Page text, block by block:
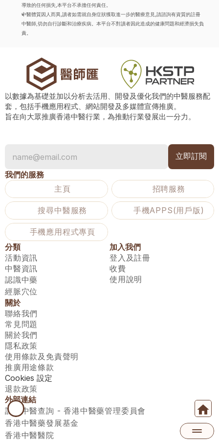
導致的任何損失,本平台不承擔任何責任。
中醫體質因人而異,讀者如需就自身症狀獲取進一步的醫療意見,請諮詢有資質的註冊
中醫師,切勿自行診斷和治療疾病。本平台不對讀者因此造成的健康問題和經濟損失負
責。
以數據為基礎並加以分析去活用、開發及優化我們的中醫服務配
套，包括手機應用程式、網站開發及多媒體宣傳推廣。
旨在向大眾推廣香港中醫行業，為推動行業發展出一分力。
我們的服務
主頁
招聘服務
搜尋中醫服務 手機APPS(用戶版)
手機應用程式專頁
分類
活動資訊
中醫資訊
認識中藥
經脈穴位
加入我們
登入及註冊
收費
使用說明
關於
聯絡我們
常見問題
關於我們
隱私政策
使用條款及免責聲明
推廣用途條款
Cookies 設定
退款政策
外部連結
註冊中醫查詢 - 香港中醫藥管理委員會
香港中醫藥發展基金
香港中醫醫院